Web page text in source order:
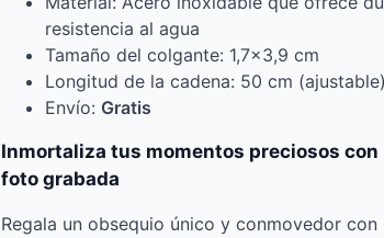
resistencia al agua
Tamaño del colgante: 1,7×3,9 cm
Longitud de la cadena: 50 cm (ajustable)
Envío: Gratis
Inmortaliza tus momentos preciosos
foto grabada
Regala un obsequio único y conmovedor con